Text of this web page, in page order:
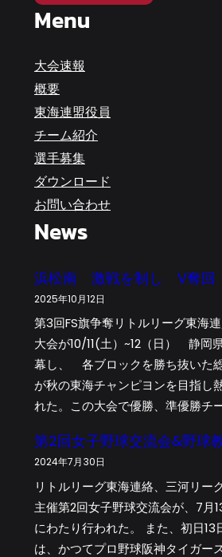
Menu
大会速報
概要
東海連盟役員
チーム紹介
選手募集
ダウンロード
お問い合わせ
News
浜松南 激戦を制し V奪回
2025年10月12日
第3回FS旗争奪リトルリーグ東海
大会が10/11(土）~12（日） 静岡
幕し、 各ブロックを勝ち抜いた
が秋の東海チャンピヨンを目指し
れた。この大会で優勝、準優勝
第2回女子野球交流会&野球
2024年7月30日
リトルリーグ東海連絡、三河リー
主催第2回女子野球交流会が、7月
にわたり行われた。 また、初日13
は、かつてプロ野球阪神タイガー